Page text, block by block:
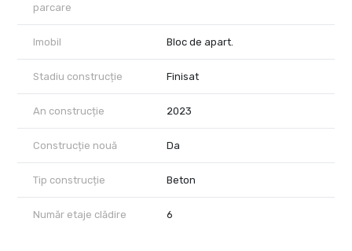
parcare
Imobil Bloc de apart.
Stadiu construcție Finisat
An construcție 2023
Construcție nouă Da
Tip construcție Beton
Număr etaje clădire 6